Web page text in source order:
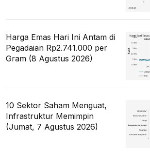
Harga Emas Hari Ini Antam di
Pegadaian Rp2.741.000 per
Gram (8 Agustus 2026)
10 Sektor Saham Menguat,
Infrastruktur Memimpin
(Jumat, 7 Agustus 2026)